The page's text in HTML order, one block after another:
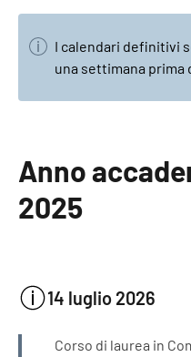
I calendari definitivi
una settimana prima
Anno
2025
14 luglio 2026
INFORMAZIONI
Corso di laurea in